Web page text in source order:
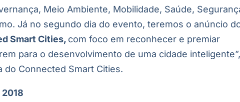
Meio Ambiente, Mobilidade, Saúde,
Já no segundo dia do evento, teremos o anúncio
Smart Cities, com foco em reconhecer e premiar
para o desenvolvimento de uma cidade
do Connected Smart Cities.